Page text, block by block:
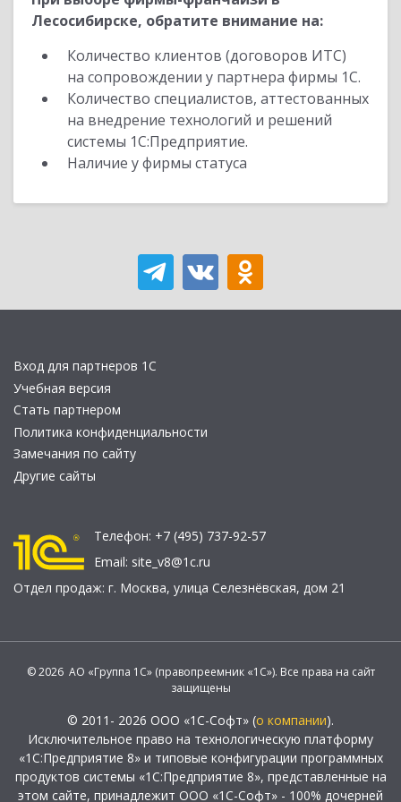
Лесосибирске, обратите внимание на:
Количество клиентов (договоров ИТС)
на сопровождении у партнера фирмы 1С.
Количество специалистов, аттестованных
на внедрение технологий и решений
системы 1С:Предприятие.
Наличие у фирмы статуса
Вход для партнеров 1С
Учебная версия
Стать партнером
Политика конфиденциальности
Замечания по сайту
Другие сайты
Телефон: +7 (495) 737-92-57
Email: site_v8@1c.ru
Отдел продаж: г. Москва, улица Селезнёвская, дом 21
© 2026 АО «Группа 1С» (правопреемник «1С»). Все права на сайт
защищены
© 2011- 2026 ООО «1С-Софт» (о компании).
Исключительное право на технологическую платформу
«1С:Предприятие 8» и типовые конфигурации программных
продуктов системы «1С:Предприятие 8», представленные на
этом сайте, принадлежит ООО «1С-Софт» - 100% дочерней